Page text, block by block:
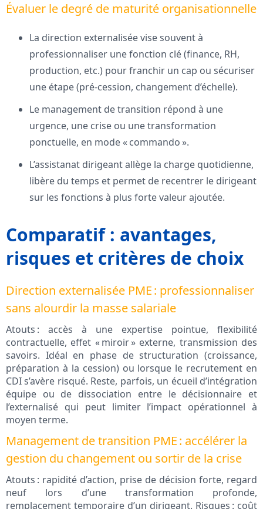
Évaluer le degré de maturité organisationnelle
La direction externalisée vise souvent à
professionnaliser une fonction clé (finance, RH,
production, etc.) pour franchir un cap ou sécuriser
une étape (pré-cession, changement d’échelle).
Le management de transition répond à une
urgence, une crise ou une transformation
ponctuelle, en mode « commando ».
L’assistanat dirigeant allège la charge quotidienne,
libère du temps et permet de recentrer le dirigeant
sur les fonctions à plus forte valeur ajoutée.
Comparatif : avantages,
risques et critères de choix
Direction externalisée PME : professionnaliser
sans alourdir la masse salariale
Atouts : accès à une expertise pointue, flexibilité
contractuelle, effet « miroir » externe, transmission des
savoirs. Idéal en phase de structuration (croissance,
préparation à la cession) ou lorsque le recrutement en
CDI s’avère risqué. Reste, parfois, un écueil d’intégration
équipe ou de dissociation entre le décisionnaire et
l’externalisé qui peut limiter l’impact opérationnel à
moyen terme.
Management de transition PME : accélérer la
gestion du changement ou sortir de la crise
Atouts : rapidité d’action, prise de décision forte, regard
neuf lors d’une transformation profonde,
remplacement temporaire d’un dirigeant. Risques : coût